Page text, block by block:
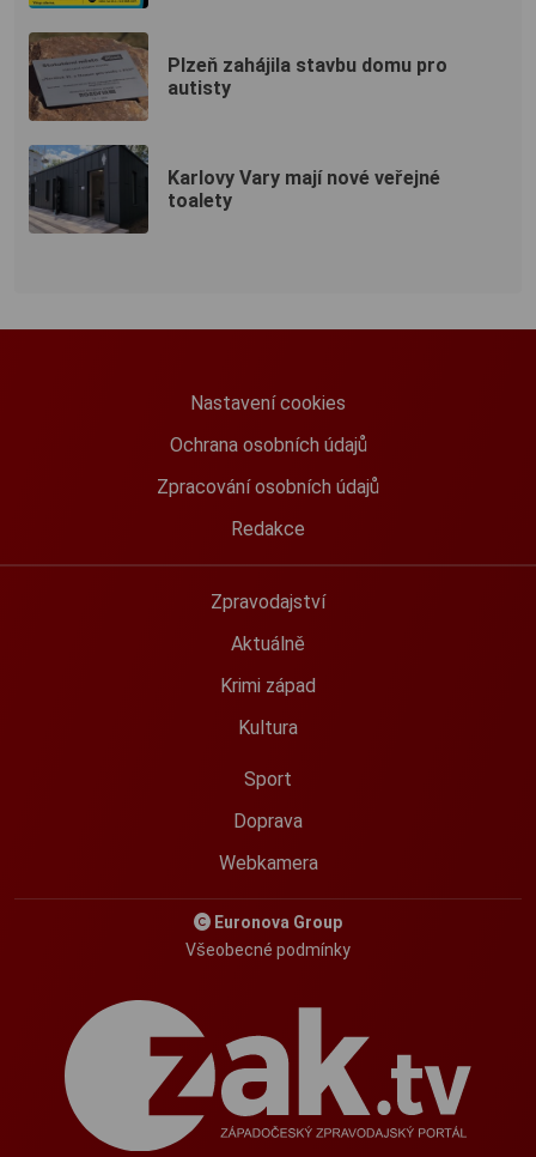
Plzeň zahájila stavbu domu pro
autisty
Karlovy Vary mají nové veřejné
toalety
Nastavení cookies
Ochrana osobních údajů
Zpracování osobních údajů
Redakce
Zpravodajství
Aktuálně
Krimi západ
Kultura
Sport
Doprava
Webkamera
Euronova Group
Všeobecné podmínky